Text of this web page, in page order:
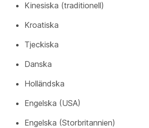
Kinesiska (traditionell)
Kroatiska
Tjeckiska
Danska
Holländska
Engelska (USA)
Engelska (Storbritannien)